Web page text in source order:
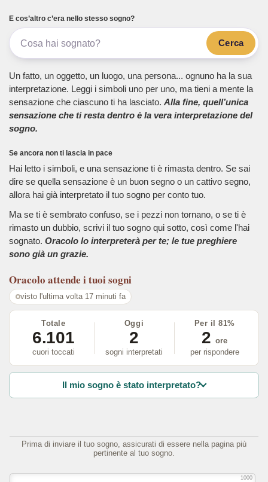
E cos’altro c’era nello stesso sogno?
Cerca
Un fatto, un oggetto, un luogo, una persona... ognuno ha la sua
interpretazione. Leggi i simboli uno per uno, ma tieni a mente la
sensazione che ciascuno ti ha lasciato. Alla fine, quell’unica
sensazione che ti resta dentro è la vera interpretazione del
sogno.
Se ancora non ti lascia in pace
Hai letto i simboli, e una sensazione ti è rimasta dentro. Se sai
dire se quella sensazione è un buon segno o un cattivo segno,
allora hai già interpretato il tuo sogno per conto tuo.
Ma se ti è sembrato confuso, se i pezzi non tornano, o se ti è
rimasto un dubbio, scrivi il tuo sogno qui sotto, così come l'hai
sognato. Oracolo lo interpreterà per te; le tue preghiere
sono già un grazie.
Oracolo attende i tuoi sogni
visto l'ultima volta 17 minuti fa
Totale
6.101
cuori toccati
Oggi
2
sogni interpretati
Per il 81%
2 ore
per rispondere
Il mio sogno è stato interpretato?
Prima di inviare il tuo sogno, assicurati di essere nella pagina più
pertinente al tuo sogno.
1000